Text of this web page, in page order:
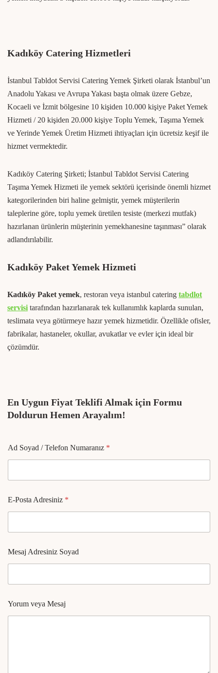
Kadıköy Catering Hizmetleri
İstanbul Tabldot Servisi Catering Yemek Şirketi olarak İstanbul’un
Anadolu Yakası ve Avrupa Yakası başta olmak üzere Gebze,
Kocaeli ve İzmit bölgesine 10 kişiden 10.000 kişiye Paket Yemek
Hizmeti / 20 kişiden 20.000 kişiye Toplu Yemek, Taşıma Yemek
ve Yerinde Yemek Üretim Hizmeti ihtiyaçları için ücretsiz keşif ile
hizmet vermektedir.
Kadıköy Catering Şirketi; İstanbul Tabldot Servisi Catering
Taşıma Yemek Hizmeti ile yemek sektörü içerisinde önemli hizmet
kategorilerinden biri haline gelmiştir, yemek müşterilerin
taleplerine göre, toplu yemek üretilen tesiste (merkezi mutfak)
hazırlanan ürünlerin müşterinin yemekhanesine taşınması” olarak
adlandırılabilir.
Kadıköy Paket Yemek Hizmeti
Kadıköy Paket yemek, restoran veya istanbul catering tabdlot
servisi tarafından hazırlanarak tek kullanımlık kaplarda sunulan,
teslimata veya götürmeye hazır yemek hizmetidir. Özellikle ofisler,
fabrikalar, hastaneler, okullar, avukatlar ve evler için ideal bir
çözümdür.
En Uygun Fiyat Teklifi Almak için Formu
Doldurun Hemen Arayalım!
Ad Soyad / Telefon Numaranız *
E-Posta Adresiniz *
Mesaj Adresiniz Soyad
Yorum veya Mesaj